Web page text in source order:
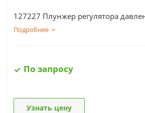
127227 Плунжер регулятора
Подробнее
По запросу
Узнать цену